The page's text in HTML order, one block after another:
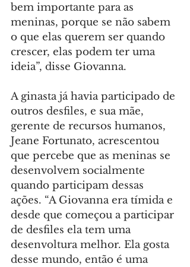
bem importante para as
meninas, porque se não sabem
o que elas querem ser quando
crescer, elas podem ter uma
ideia”, disse Giovanna.
A ginasta já havia participado de
outros desfiles, e sua mãe,
gerente de recursos humanos,
Jeane Fortunato, acrescentou
que percebe que as meninas se
desenvolvem socialmente
quando participam dessas
ações. “A Giovanna era tímida e
desde que começou a participar
de desfiles ela tem uma
desenvoltura melhor. Ela gosta
desse mundo, então é uma